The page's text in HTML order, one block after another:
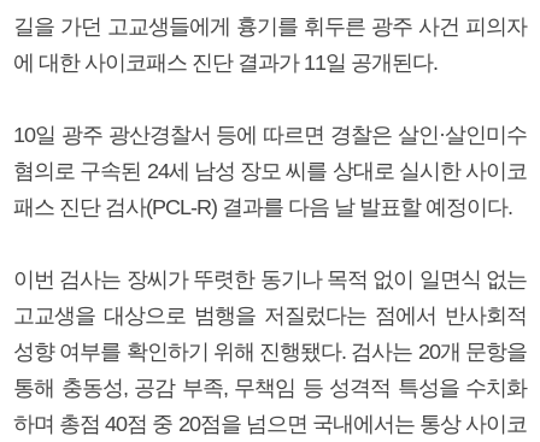
길을 가던 고교생들에게 흉기를 휘두른 광주 사건 피의자
에 대한 사이코패스 진단 결과가 11일 공개된다.
10일 광주 광산경찰서 등에 따르면 경찰은 살인·살인미수
혐의로 구속된 24세 남성 장모 씨를 상대로 실시한 사이코
패스 진단 검사(PCL-R) 결과를 다음 날 발표할 예정이다.
이번 검사는 장씨가 뚜렷한 동기나 목적 없이 일면식 없는
고교생을 대상으로 범행을 저질렀다는 점에서 반사회적
성향 여부를 확인하기 위해 진행됐다. 검사는 20개 문항을
통해 충동성, 공감 부족, 무책임 등 성격적 특성을 수치화
하며 총점 40점 중 20점을 넘으면 국내에서는 통상 사이코